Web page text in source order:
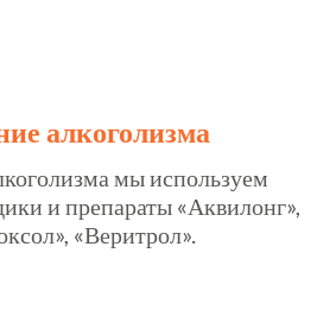
алкоголизма
мы используем
и препараты «Аквилонг»,
«Веритрол».